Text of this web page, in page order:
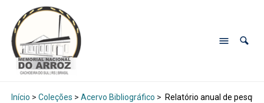
Início > Coleções > Acervo Bibliográfico > Relatório anual de